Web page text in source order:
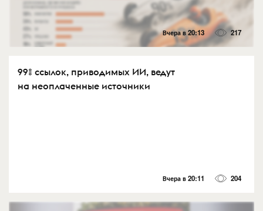
Вчера в 20:13 217
99% ссылок, приводимых ИИ, ведут
на неоплаченные источники
Вчера в 20:11 204